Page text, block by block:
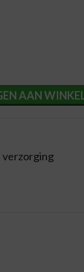
AAN
verzorging